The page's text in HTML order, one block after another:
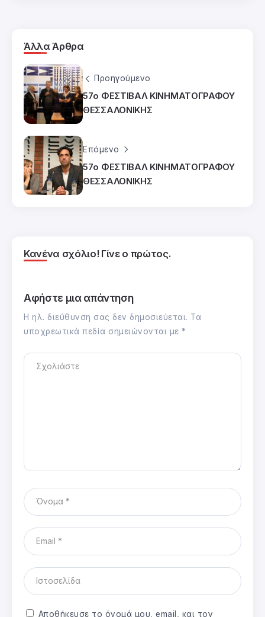
Άλλα Άρθρα
Προηγούμενο
57ο ΦΕΣΤΙΒΑΛ ΚΙΝΗΜΑΤΟΓΡΑΦΟΥ
ΘΕΣΣΑΛΟΝΙΚΗΣ
Επόμενο
57ο ΦΕΣΤΙΒΑΛ ΚΙΝΗΜΑΤΟΓΡΑΦΟΥ
ΘΕΣΣΑΛΟΝΙΚΗΣ
Κανένα σχόλιο! Γίνε ο πρώτος.
Αφήστε μια απάντηση
Η ηλ. διεύθυνση σας δεν δημοσιεύεται. Τα
υποχρεωτικά πεδία σημειώνονται με *
Αποθήκευσε το όνομά μου, email, και τον